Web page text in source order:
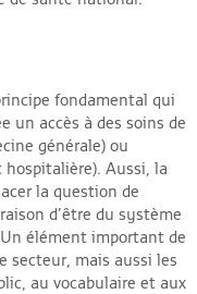
fondamental qui
un accès à des soins de
générale) ou
hospitalière). Aussi, la
la question de
d’être du système
élément important de
secteur, mais aussi les
au vocabulaire et aux